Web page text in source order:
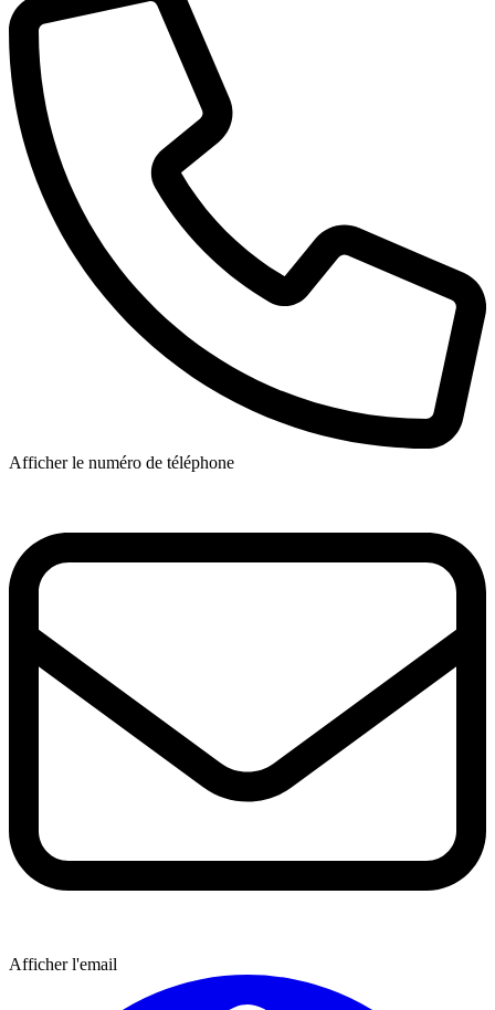
Afficher le numéro de téléphone
Afficher l'email